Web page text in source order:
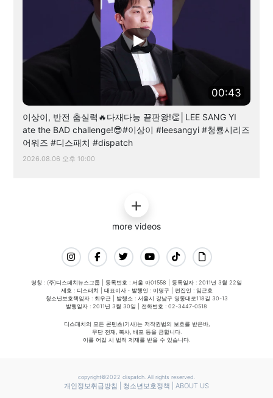
00:43
이상이, 반전 춤실력🔥다재다능 끝판왕!👏│LEE SANG YI
ate the BAD challenge!😎#이상이 #leesangyi #청룡시리즈
어워즈 #디스패치 #dispatch
2026.08.06 오후 10:00
more videos
명칭 : (주)디스패치뉴스그룹 | 등록번호 : 서울 아01558 | 등록일자 : 2011년 3월 22일
제호 : 디스패치 | 대표이사・발행인 : 이명구 | 편집인 : 임근호
청소년보호책임자 : 최우근 | 발행소 : 서울시 강남구 영동대로118길 30-13
발행일자 : 2011년 3월 30일 | 전화번호 : 02-3447-0518
디스패치의 모든 콘텐츠(기사)는 저작권법의 보호를 받은바,
무단 전재, 복사, 배포 등을 금합니다.
이를 어길 시 법적 제재를 받을 수 있습니다.
copyright©2022 dispatch. All rights reserved.
개인정보취급방침 청소년보호정책 ABOUT US